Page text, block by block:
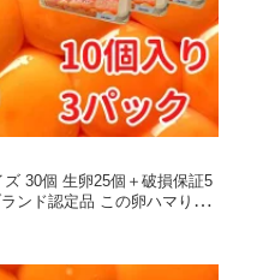
ズ 30個 生卵25個＋破損保証5
ンド認定品 この卵ハマりま
送 ギフト お取り寄せ 詰め